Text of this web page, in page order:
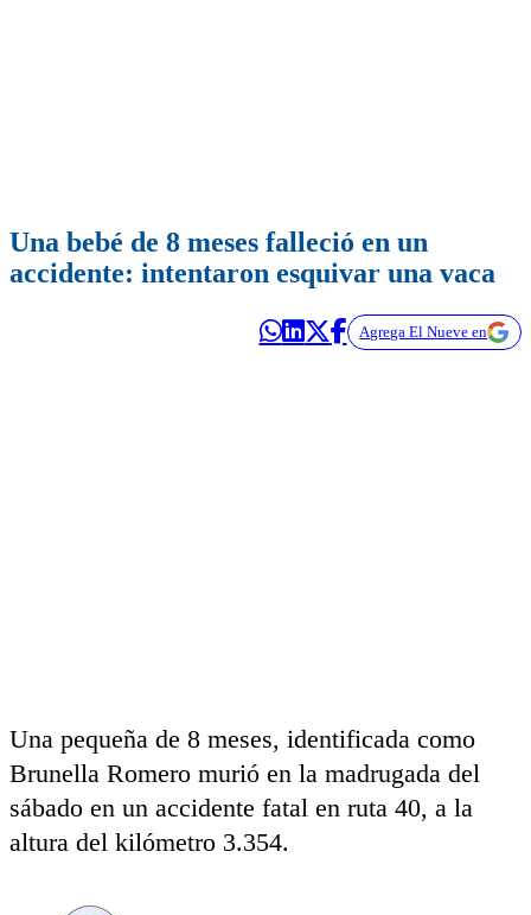
Una bebé de 8 meses falleció en un
accidente: intentaron esquivar una vaca
Agrega El Nueve en
Una pequeña de 8 meses, identificada como
Brunella Romero murió en la madrugada del
sábado en un accidente fatal en ruta 40, a la
altura del kilómetro 3.354.